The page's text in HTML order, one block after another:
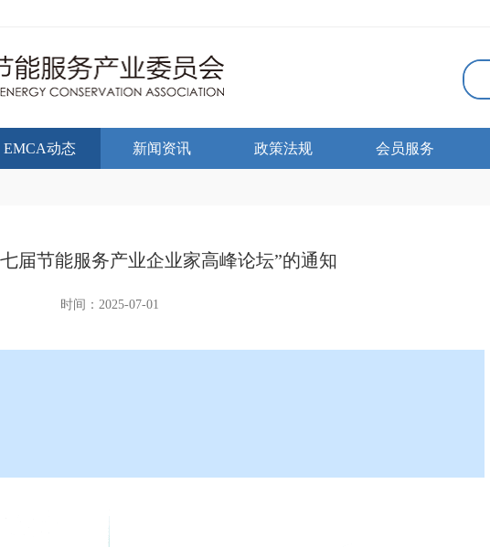
EMCA动态 新闻资讯 政策法规 会员服务
届节能服务产业企业家高峰论坛”的通知
时间：2025-07-01